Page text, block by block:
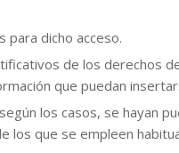
para dicho acceso.
de los derechos
que puedan
los casos, se hayan
los que se empleen